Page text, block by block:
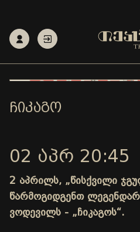
ᲩᲘᲙᲐᲒᲝ
02 ᲐᲞᲠ 20:45
2 აპრილს, „წისქვილი
წარმოგიდგენთ
ვოდევილს - „ჩიკაგოს“.